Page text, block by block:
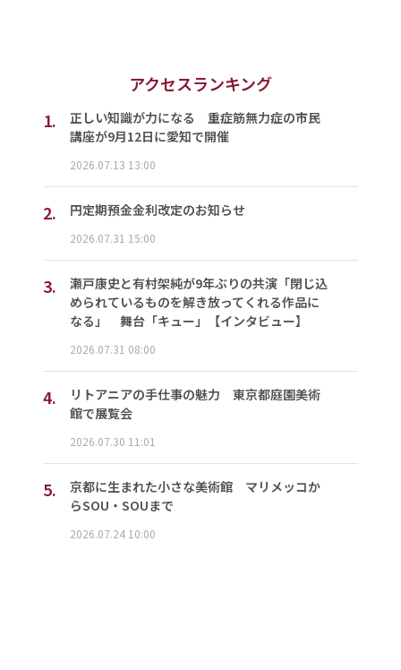
アクセスランキング
1.
正しい知識が力になる 重症筋無力症の市民
講座が9月12日に愛知で開催
2026.07.13 13:00
2. 円定期預金金利改定のお知らせ
2026.07.31 15:00
3.
瀬戸康史と有村架純が9年ぶりの共演「閉じ込
められているものを解き放ってくれる作品に
なる」 舞台「キュー」【インタビュー】
2026.07.31 08:00
4.
リトアニアの手仕事の魅力 東京都庭園美術
館で展覧会
2026.07.30 11:01
5.
京都に生まれた小さな美術館 マリメッコか
らSOU・SOUまで
2026.07.24 10:00